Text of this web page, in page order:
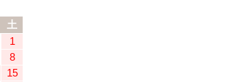
土
1
8
15